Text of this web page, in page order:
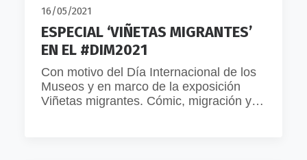
16/05/2021
ESPECIAL ‘VIÑETAS MIGRANTES’
EN EL #DIM2021
Con motivo del Día Internacional de los
Museos y en marco de la exposición
Viñetas migrantes. Cómic, migración y…